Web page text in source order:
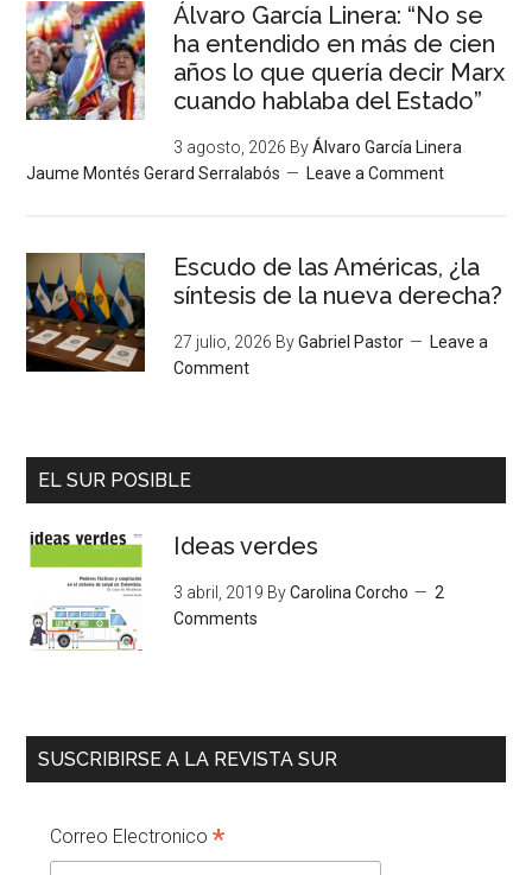
Álvaro García Linera: “No se
ha entendido en más de cien
años lo que quería decir Marx
cuando hablaba del Estado”
3 agosto, 2026 ByÁlvaro García Linera
Jaume Montés Gerard Serralabós
Leave a Comment
Escudo de las Américas, ¿la
síntesis de la nueva derecha?
27 julio, 2026 ByGabriel Pastor
Leave a
Comment
EL SUR POSIBLE
Ideas verdes
3 abril, 2019 ByCarolina Corcho
2
Comments
SUSCRIBIRSE A LA REVISTA SUR
Correo Electronico*